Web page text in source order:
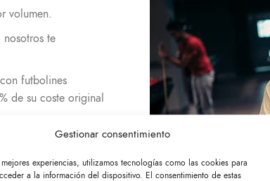
Gestionar consentimiento
experiencias, utilizamos tecnologías como las cookies para
a la información del dispositivo. El consentimiento de estas
volumen.
te
futbolines
de su coste original
por operadores